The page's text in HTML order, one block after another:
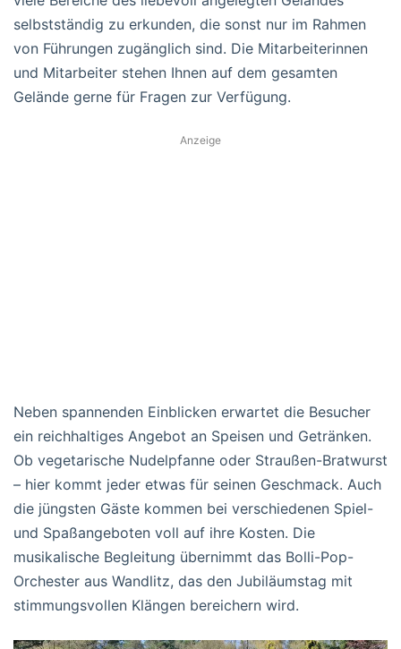
selbstständig zu erkunden, die sonst nur im Rahmen
von Führungen zugänglich sind. Die Mitarbeiterinnen
und Mitarbeiter stehen Ihnen auf dem gesamten
Gelände gerne für Fragen zur Verfügung.
Anzeige
Neben spannenden Einblicken erwartet die Besucher
ein reichhaltiges Angebot an Speisen und Getränken.
Ob vegetarische Nudelpfanne oder Straußen-Bratwurst
– hier kommt jeder etwas für seinen Geschmack. Auch
die jüngsten Gäste kommen bei verschiedenen Spiel-
und Spaßangeboten voll auf ihre Kosten. Die
musikalische Begleitung übernimmt das Bolli-Pop-
Orchester aus Wandlitz, das den Jubiläumstag mit
stimmungsvollen Klängen bereichern wird.